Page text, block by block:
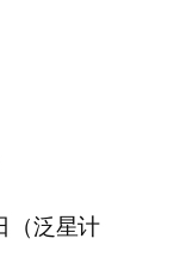
（泛星计